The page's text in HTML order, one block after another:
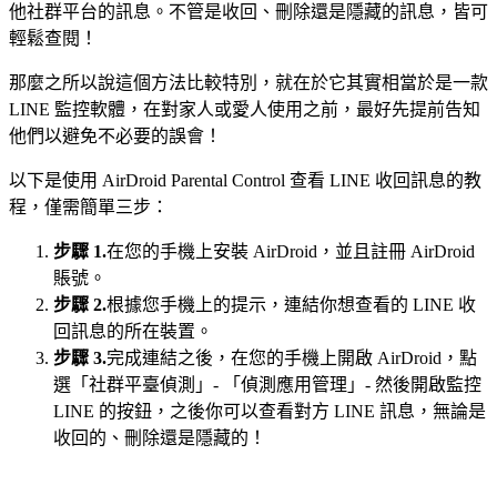
他社群平台的訊息。不管是收回、刪除還是隱藏的訊息，皆可
輕鬆查閱！
那麼之所以說這個方法比較特別，就在於它其實相當於是一款
LINE 監控軟體，在對家人或愛人使用之前，最好先提前告知
他們以避免不必要的誤會！
以下是使用 AirDroid Parental Control 查看 LINE 收回訊息的教
程，僅需簡單三步：
步驟 1.在您的手機上安裝 AirDroid，並且註冊 AirDroid
賬號。
步驟 2.根據您手機上的提示，連結你想查看的 LINE 收
回訊息的所在裝置。
步驟 3.完成連結之後，在您的手機上開啟 AirDroid，點
選「社群平臺偵測」- 「偵測應用管理」- 然後開啟監控
LINE 的按鈕，之後你可以查看對方 LINE 訊息，無論是
收回的、刪除還是隱藏的！